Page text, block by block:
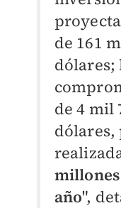
de 161
de 4 mil
dólares,
millones
año",